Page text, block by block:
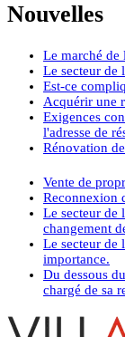
Nouvelles
Le marché de
Le secteur de
Est-ce
Acquérir une
Exigences
l'adresse de
Rénovation
Vente de
Reconnexion
Le secteur de
changement
Le secteur de
importance.
Du dessous
chargé de sa